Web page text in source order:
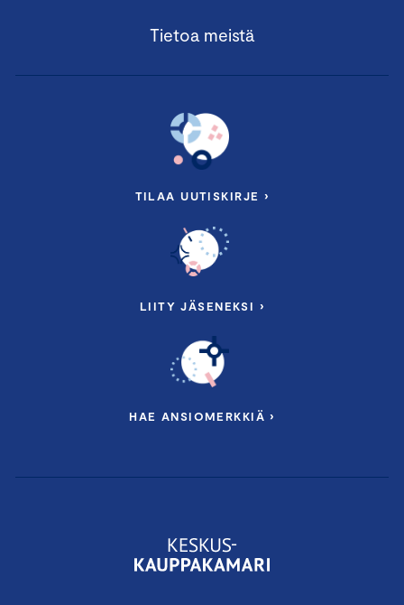
Tietoa meistä
TILAA UUTISKIRJE ›
LIITY JÄSENEKSI ›
HAE ANSIOMERKKIÄ ›